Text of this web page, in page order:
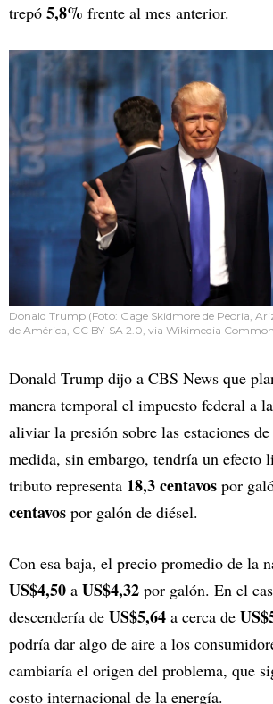
trepó 5,8% frente al mes anterior.
Donald Trump (Foto: Gage Skidmore de Peoria,
de América, CC BY-SA 2.0, via Wikimedia
Donald Trump dijo a CBS News que
manera temporal el impuesto federal a
aliviar la presión sobre las estaciones
medida, sin embargo, tendría un efecto
tributo representa 18,3 centavos por
centavos por galón de diésel.
Con esa baja, el precio promedio de la
US$4,50 a US$4,32 por galón. En el
descendería de US$5,64 a cerca de
podría dar algo de aire a los
cambiaría el origen del problema, que
costo internacional de la energía.